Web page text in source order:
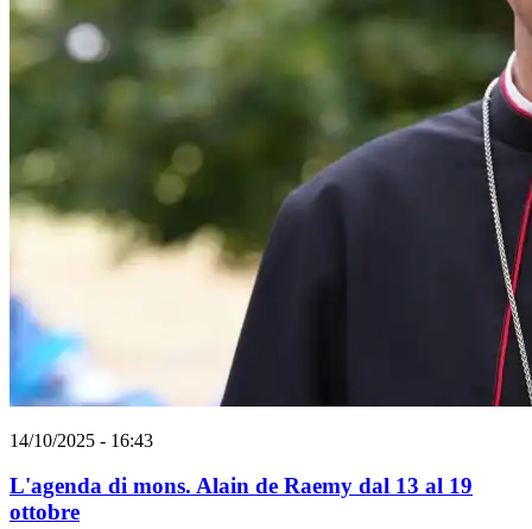
14/10/2025 - 16:43
L'agenda di mons. Alain de Raemy dal 13 al 19
ottobre